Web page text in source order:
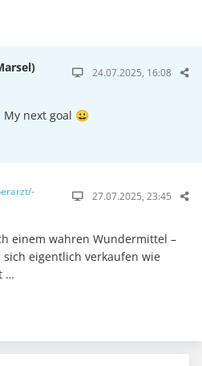
24.07.2025, 16:08
My next goal 😀
27.07.2025, 23:45
einem wahren Wundermittel –
sich eigentlich verkaufen wie
…